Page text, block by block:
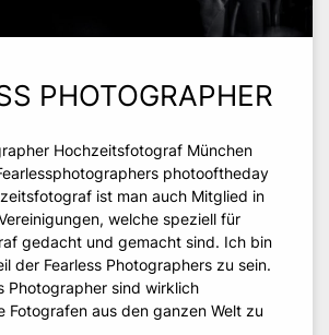
PHOTOGRAPHER
Hochzeitsfotograf München
photooftheday
ist man auch Mitglied in
welche speziell für
gedacht und gemacht sind. Ich bin
der Fearless Photographers zu sein.
Photographer sind wirklich
Fotografen aus den ganzen Welt zu